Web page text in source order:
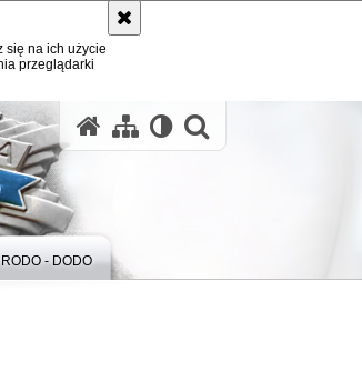
się na ich użycie
przeglądarki
RODO - DODO